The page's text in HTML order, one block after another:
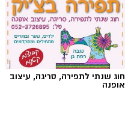
חוג שנתי לתפירה, סריגה, עיצוב
אופנה